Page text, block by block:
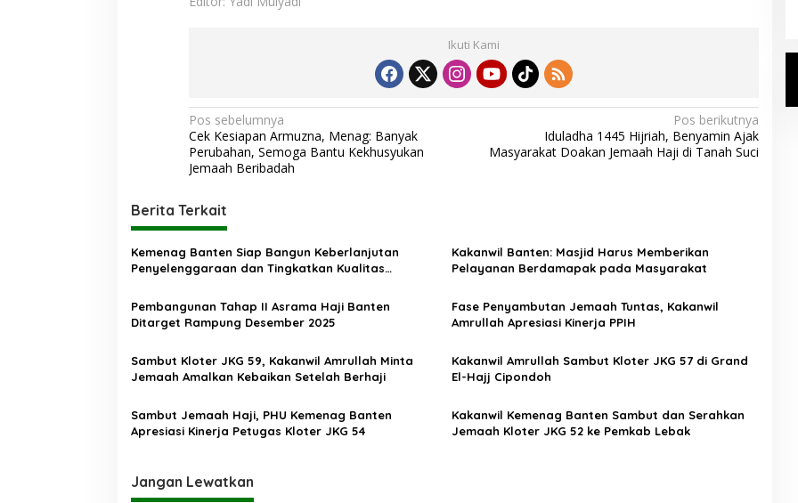
Ikuti Kami
N
a
v
g
a
s
i
p
s
Pos sebelumnya
Cek Kesiapan Armuzna, Menag: Banyak
Perubahan, Semoga Bantu Kekhusyukan
Jemaah Beribadah
Pos berikutnya
Iduladha 1445 Hijriah, Benyamin Ajak
Masyarakat Doakan Jemaah Haji di Tanah Suci
Berita Terkait
Kemenag Banten Siap Bangun Keberlanjutan
Penyelenggaraan dan Tingkatkan Kualitas
Kakanwil Banten: Masjid Harus Memberikan
Pelayanan Berdamapak pada Masyarakat
Pembangunan Tahap II Asrama Haji Banten
Ditarget Rampung Desember 2025
Fase Penyambutan Jemaah Tuntas, Kakanwil
Amrullah Apresiasi Kinerja PPIH
Sambut Kloter JKG 59, Kakanwil Amrullah Minta
Jemaah Amalkan Kebaikan Setelah Berhaji
Kakanwil Amrullah Sambut Kloter JKG 57 di Grand
El-Hajj Cipondoh
Sambut Jemaah Haji, PHU Kemenag Banten
Apresiasi Kinerja Petugas Kloter JKG 54
Kakanwil Kemenag Banten Sambut dan Serahkan
Jemaah Kloter JKG 52 ke Pemkab Lebak
Jangan Lewatkan